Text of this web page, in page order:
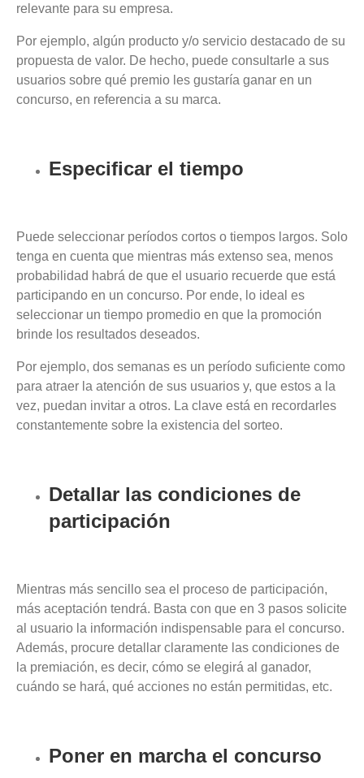
relevante para su empresa.
Por ejemplo, algún producto y/o servicio destacado de su
propuesta de valor. De hecho, puede consultarle a sus
usuarios sobre qué premio les gustaría ganar en un
concurso, en referencia a su marca.
Especificar el tiempo
Puede seleccionar períodos cortos o tiempos largos. Solo
tenga en cuenta que mientras más extenso sea, menos
probabilidad habrá de que el usuario recuerde que está
participando en un concurso. Por ende, lo ideal es
seleccionar un tiempo promedio en que la promoción
brinde los resultados deseados.
Por ejemplo, dos semanas es un período suficiente como
para atraer la atención de sus usuarios y, que estos a la
vez, puedan invitar a otros. La clave está en recordarles
constantemente sobre la existencia del sorteo.
Detallar las condiciones de
participación
Mientras más sencillo sea el proceso de participación,
más aceptación tendrá. Basta con que en 3 pasos solicite
al usuario la información indispensable para el concurso.
Además, procure detallar claramente las condiciones de
la premiación, es decir, cómo se elegirá al ganador,
cuándo se hará, qué acciones no están permitidas, etc.
Poner en marcha el concurso